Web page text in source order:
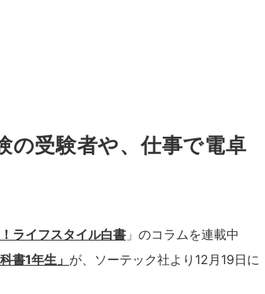
の受験者や、仕事で電卓
ライフスタイル白書 」のコラムを連載中
書1年生」 が、ソーテック社より12月19日に